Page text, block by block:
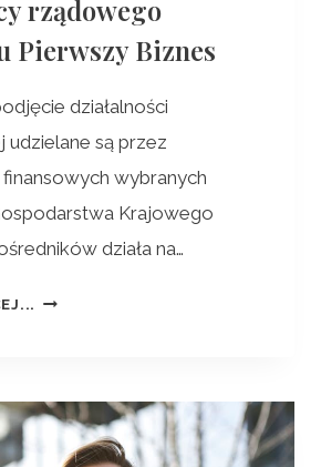
rządowego
Pierwszy Biznes
działalności
udzielane są przez
wybranych
Krajowego
działa na…